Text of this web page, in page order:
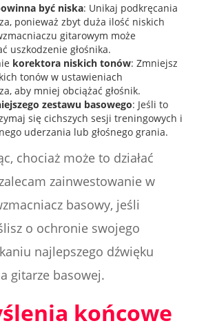
być niska: Unikaj podkręcania
ponieważ zbyt duża ilość niskich
gitarowym może
uszkodzenie głośnika.
korektora niskich tonów: Zmniejsz
tonów w ustawieniach
aby mniej obciążać głośnik.
zestawu basowego: Jeśli to
się cichszych sesji treningowych i
uderzania lub głośnego grania.
chociaż może to działać
zainwestowanie w
basowy, jeśli
o ochronie swojego
najlepszego dźwięku
gitarze basowej.
końcowe